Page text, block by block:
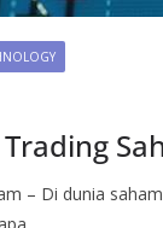
– Di dunia